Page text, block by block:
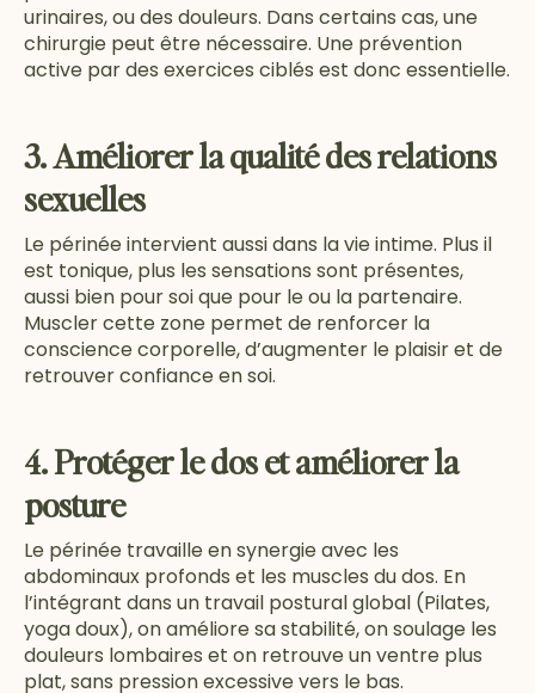
urinaires, ou des douleurs. Dans certains cas, une
chirurgie peut être nécessaire. Une prévention
active par des exercices ciblés est donc essentielle.
3. Améliorer la qualité des relations
sexuelles
Le périnée intervient aussi dans la vie intime. Plus il
est tonique, plus les sensations sont présentes,
aussi bien pour soi que pour le ou la partenaire.
Muscler cette zone permet de renforcer la
conscience corporelle, d’augmenter le plaisir et de
retrouver confiance en soi.
4. Protéger le dos et améliorer la
posture
Le périnée travaille en synergie avec les
abdominaux profonds et les muscles du dos. En
l’intégrant dans un travail postural global (Pilates,
yoga doux), on améliore sa stabilité, on soulage les
douleurs lombaires et on retrouve un ventre plus
plat, sans pression excessive vers le bas.